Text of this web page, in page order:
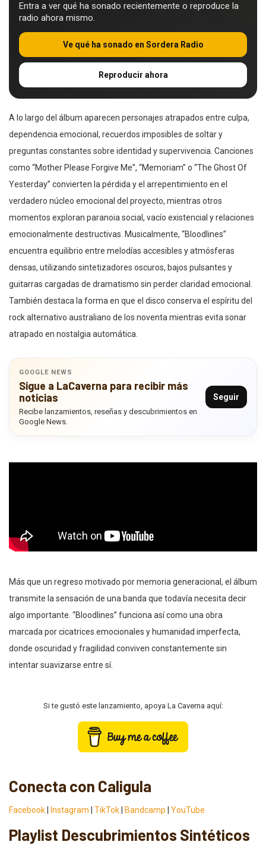
Entra a ver qué ha sonado recientemente o reproduce la
radio ahora mismo.
Ve qué ha sonado en Sordera Radio
Reproducir ahora
A lo largo del álbum aparecen personajes atrapados entre culpa,
dependencia emocional, recuerdos imposibles de soltar y
preguntas constantes sobre identidad y supervivencia. Canciones
como “Mother Please Forgive Me”, “Memoriam” o “The Ghost Of
Yesterday” convierten la pérdida y el arrepentimiento en el
verdadero núcleo emocional del proyecto, mientras otros
momentos exploran paranoia social, vacío existencial y relaciones
emocionalmente destructivas. Musicalmente, “Bloodlines”
encuentra equilibrio entre melodías accesibles y atmósferas
densas, utilizando sintetizadores oscuros, bajos pulsantes y
guitarras cargadas de dramatismo sin perder claridad emocional.
También destaca la forma en que el disco conserva el espíritu del
rock alternativo australiano de los noventa mientras evita sonar
atrapado en nostalgia automática.
GOOGLE NEWS
Sigue a LaCaverna para recibir más
noticias
Recibe lanzamientos, reseñas y descubrimientos en
Google News.
Seguir
Más que un regreso motivado por memoria generacional, el álbum
transmite la sensación de una banda que todavía necesita decir
algo importante. “Bloodlines” funciona así como una obra
marcada por cicatrices emocionales y humanidad imperfecta,
donde oscuridad y fragilidad conviven constantemente sin
intentar suavizarse entre sí.
Si te gustó este lanzamiento, apoya La Caverna aquí:
Conecta con Caligula
Facebook Instagram TikTok Bandcamp YouTube
Playlist Descubrimientos Sintéticos